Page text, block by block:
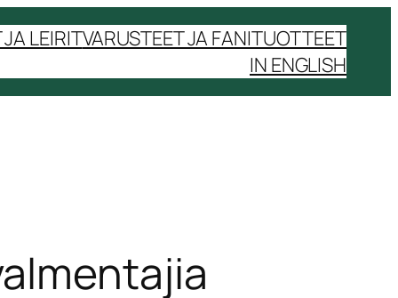
LEIRITVARUSTEET JA FANITUOTTEET
IN ENGLISH